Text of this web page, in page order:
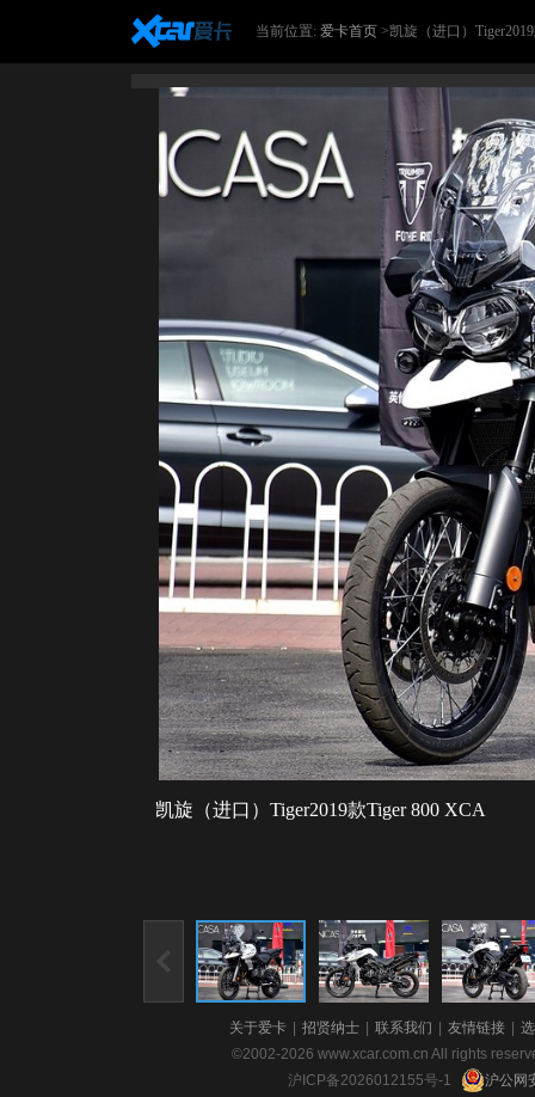
当前位置: 爱卡首页 >凯旋（进口）
凯旋（进口）Tiger2019款Tiger 800 XCA
关于爱卡 招贤纳士 联系我们 友情链接
©2002-2026 www.xcar.com.cn All rights
沪ICP备2026012155号-1
沪公网